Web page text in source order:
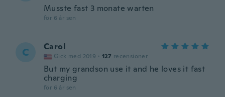
Musste fast 3 monate warten
för 6 år sen
C Carol
Gick med 2019 · 127 recensioner
But my grandson use it and he loves it fast
charging
för 6 år sen